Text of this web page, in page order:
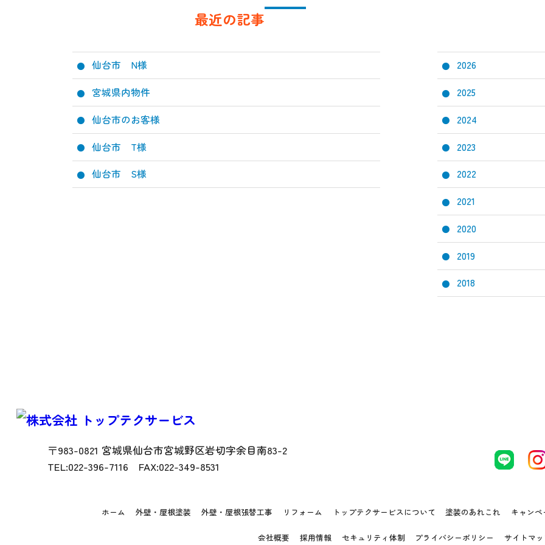
最近の記事
仙台市 N様
宮城県内物件
仙台市のお客様
仙台市 T様
仙台市 S様
2026
2025
2024
2023
2022
2021
2020
2019
2018
〒983-0821 宮城県仙台市宮城野区岩切字余目南83-2
TEL:022-396-7116 FAX:022-349-8531
ホーム 外壁・屋根塗装 外壁・屋根張替工事 リフォーム トップテクサービスについて 塗装のあれこれ キャンペ
会社概要 採用情報 セキュリティ体制 プライバシーポリシー サイトマ